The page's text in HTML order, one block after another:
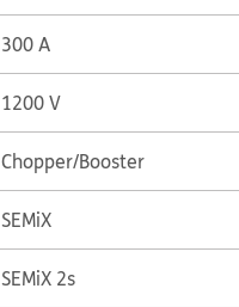
300 A
1200 V
Chopper/Booster
SEMiX
SEMiX 2s